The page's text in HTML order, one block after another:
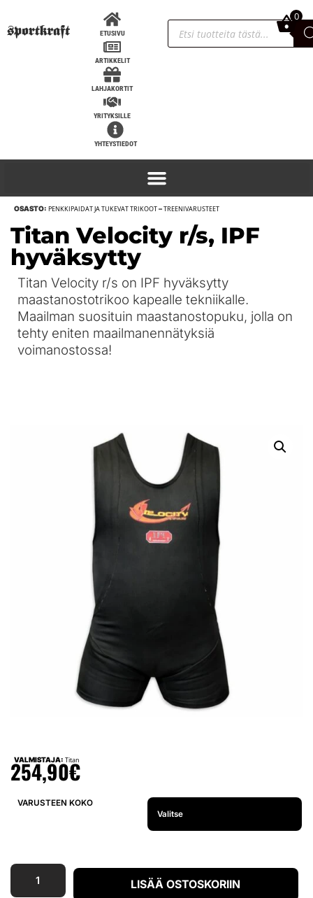
9,90€
ETUSIVU
ARTIKKELIT
LAHJAKORTIT
YRITYKSILLE
YHTEYSTIEDOT
0,00€
0
OSASTO: PENKKIPAIDAT JA TUKEVAT TRIKOOT–TREENIVARUSTEET
Titan Velocity r/s, IPF
hyväksytty
Titan Velocity r/s on IPF hyväksytty
maastanostotrikoo kapealle tekniikalle.
Maailman suosituin maastanostopuku, jolla on
tehty eniten maailmanennätyksiä
voimanostossa!
VALMISTAJA: Titan
254,90€
VARUSTEEN KOKO
LISÄÄ OSTOSKORIIN